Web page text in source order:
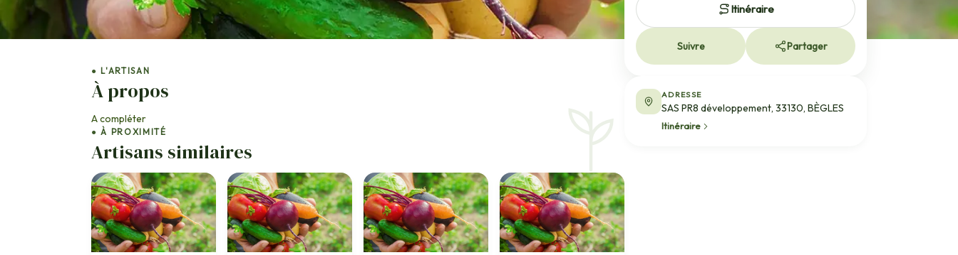
● L'ARTISAN
À propos
A compléter
● À PROXIMITÉ
Artisans similaires
Itinéraire
Suivre Partager
ADRESSE
SAS PR8 développement, 33130, BÈGLES
Itinéraire